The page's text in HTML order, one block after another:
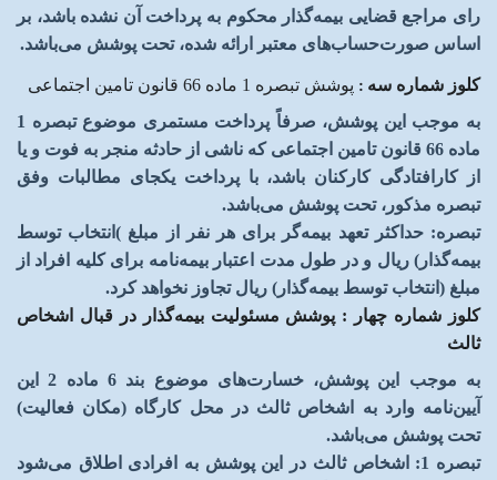
رای مراجع قضایی بیمه‌گذار محکوم به پرداخت آن نشده باشد، بر
اساس صورت‌حساب‌های معتبر ارائه شده، تحت پوشش می‌باشد.
کلوز شماره سه : پوشش تبصره 1 ماده 66 قانون تامین اجتماعی
به موجب این پوشش، صرفاً پرداخت مستمری موضوع تبصره 1
ماده 66 قانون تامین اجتماعی که ناشی از حادثه منجر به فوت و یا
از کارافتادگی کارکنان باشد، با پرداخت یکجای مطالبات وفق
تبصره مذکور، تحت پوشش می‌باشد.
تبصره: حداکثر تعهد بیمه‌گر برای هر نفر از مبلغ (انتخاب توسط
بیمه‌گذار) ریال و در طول مدت اعتبار بیمه‌نامه برای کلیه افراد از
مبلغ (انتخاب توسط بیمه‌گذار) ریال تجاوز نخواهد کرد.
کلوز شماره چهار
: پوشش مسئولیت بیمه‌گذار در قبال اشخاص
ثالث
به موجب این پوشش، خسارت‌های موضوع بند 6 ماده 2 این
آیین‌نامه وارد به اشخاص ثالث در محل کارگاه (مکان فعالیت)
تحت پوشش می‌باشد.
تبصره 1
: اشخاص ثالث در این پوشش به افرادی اطلاق می‌شود